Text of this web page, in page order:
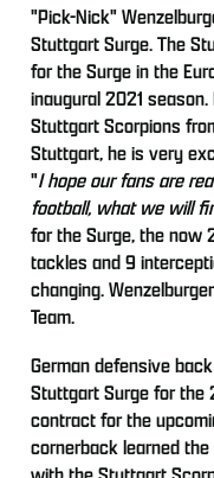
"Pick-Nick"
Stuttgart Surge. The
for the Surge in the
inaugural 2021
Stuttgart Scorpions
Stuttgart, he is very
"I hope our fans are
football, what we will
for the Surge, the now
tackles and 9
changing.
Team.
German defensive
Stuttgart Surge for the
contract for the
cornerback learned